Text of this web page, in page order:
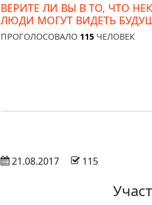
ВЕРИТЕ ЛИ ВЫ В ТО, ЧТО
ЛЮДИ МОГУТ ВИДЕТЬ
ПРОГОЛОСОВАЛО 115 ЧЕЛОВЕК
21.08.2017 115